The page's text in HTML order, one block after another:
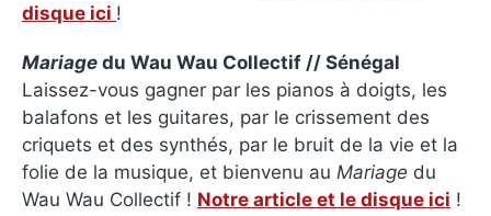
disque ici !
Mariage du Wau Wau Collectif // Sénégal
Laissez-vous gagner par les pianos à doigts, les
balafons et les guitares, par le crissement des
criquets et des synthés, par le bruit de la vie et la
folie de la musique, et bienvenu au Mariage du
Wau Wau Collectif ! Notre article et le disque ici !